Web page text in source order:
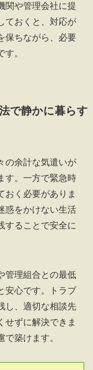
関や管理会社に提
ておくと、対応が
保ちながら、必要
。
で静かに暮らす
の余計な気遣いが
す。一方で緊急時
おく必要がありま
惑をかけない生活
することで安全に
管理組合との最低
安心です。トラブ
し、適切な相談先
せずに解決できま
築けます。